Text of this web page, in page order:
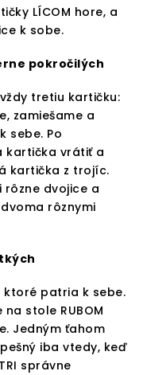
LÍCOM hore, a
k sobe.
pokročilých
tretiu kartičku:
zamiešame a
sebe. Po
kartička vrátiť a
kartička z trojíc.
dvojice a
rôznymi
patria k sebe.
stole RUBOM
Jedným ťahom
iba vtedy, keď
správne